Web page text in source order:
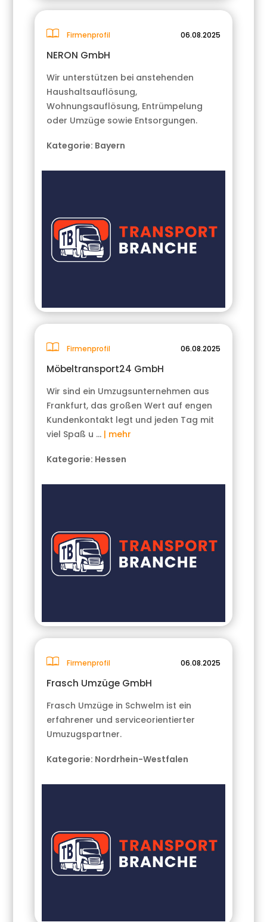
Firmenprofil 06.08.2025
NERON GmbH
Wir unterstützen bei anstehenden
Haushaltsauflösung,
Wohnungsauflösung, Entrümpelung
oder Umzüge sowie Entsorgungen.
Kategorie: Bayern
Firmenprofil 06.08.2025
Möbeltransport24 GmbH
Wir sind ein Umzugsunternehmen aus
Frankfurt, das großen Wert auf engen
Kundenkontakt legt und jeden Tag mit
viel Spaß u … | mehr
Kategorie: Hessen
Firmenprofil 06.08.2025
Frasch Umzüge GmbH
Frasch Umzüge in Schwelm ist ein
erfahrener und serviceorientierter
Umuzugspartner.
Kategorie: Nordrhein-Westfalen